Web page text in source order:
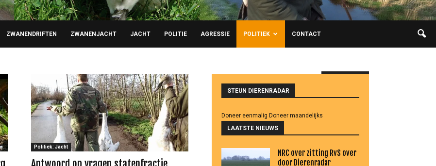
ZWANENDRIFTEN ZWANENJACHT JACHT POLITIE AGRESSIE POLITIEK CONTACT
Politiek: Jacht
STEUN DIERENRADAR
Doneer eenmalig Doneer maandelijks
LAATSTE NIEUWS
NRC over zitting RvS over
door Dierenradar